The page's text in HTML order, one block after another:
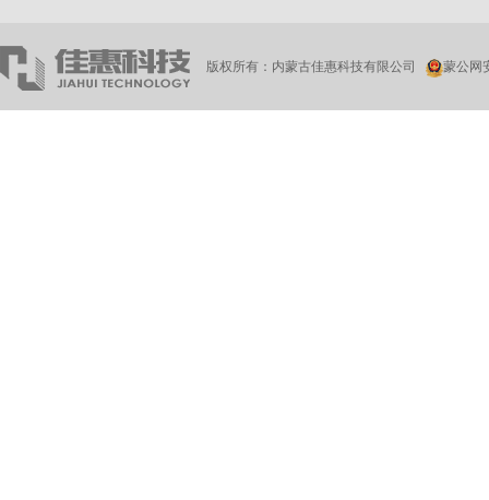
版权所有：内蒙古佳惠科技有限公司 蒙公网